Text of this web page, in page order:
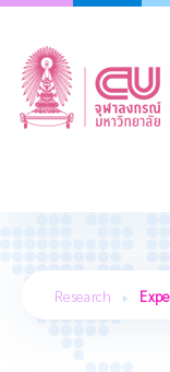
Skip
content
Research